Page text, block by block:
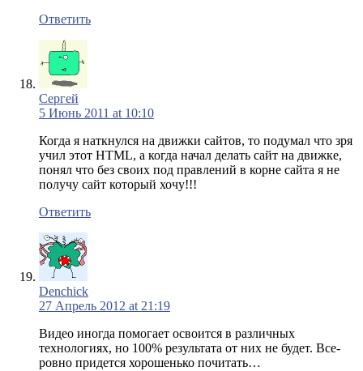
Ответить
Сергей
5 Июнь 2011 at 10:10
Когда я наткнулся на движки сайтов, то подумал что зря
учил этот HTML, а когда начал делать сайт на движке,
понял что без своих под правлений в корне сайта я не
получу сайт который хочу!!!
Ответить
Denchick
27 Апрель 2012 at 21:19
Видео иногда помогает освоится в различных
технологиях, но 100% результата от них не будет. Все-
ровно придется хорошенько почитать…